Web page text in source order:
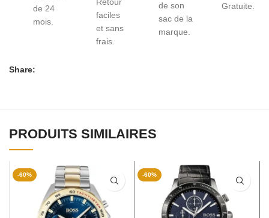
de 24
mois.
Retour
faciles
et sans
frais.
de son
sac de la
marque.
Gratuite.
Share:
PRODUITS SIMILAIRES
-60% -60%